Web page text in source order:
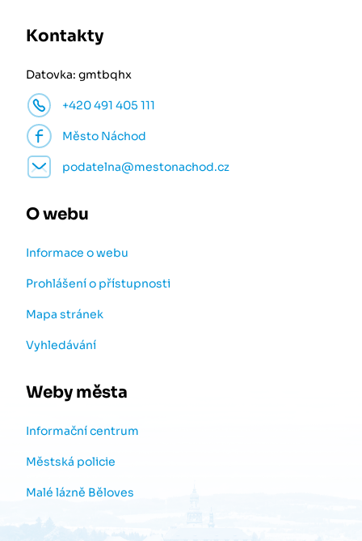
Kontakty
Datovka: gmtbqhx
+420 491 405 111
Město Náchod
podatelna@mestonachod.cz
O webu
Informace o webu
Prohlášení o přístupnosti
Mapa stránek
Vyhledávání
Weby města
Informační centrum
Městská policie
Malé lázně Běloves